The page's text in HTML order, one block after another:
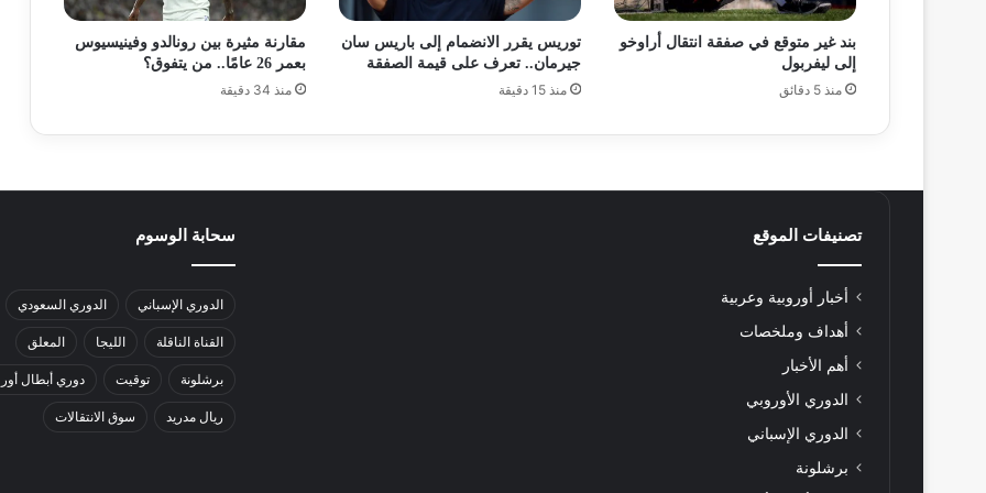
بند غير متوقع في صفقة انتقال أراوخو
إلى ليفربول
منذ 5 دقائق
توريس يقرر الانضمام إلى باريس سان
جيرمان.. تعرف على قيمة الصفقة
منذ 15 دقيقة
مقارنة مثيرة بين رونالدو وفينيسيوس
بعمر 26 عامًا.. من يتفوق؟
منذ 34 دقيقة
تصنيفات الموقع
أخبار أوروبية وعربية
أهداف وملخصات
أهم الأخبار
الدوري الأوروبي
الدوري الإسباني
برشلونة
سحابة الوسوم
الدوري الإسباني الدوري السعودي
القناة الناقلة الليجا المعلق
برشلونة توقيت دوري أبطال
ريال مدريد سوق الانتقالات